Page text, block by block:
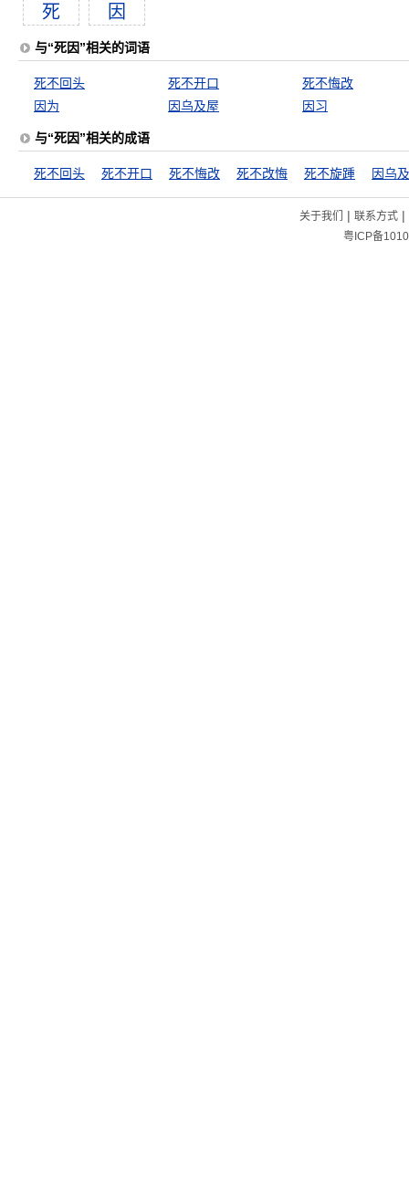
死 因
与“死因”相关的词语
死不回头 死不开口
死不悔改
因为
因乌及屋 因习
与“死因”相关的成语
死不回头 死不开口 死不悔改 死不改悔 死不旋踵 因乌
关于我们 | 联系方式|
粤ICP备